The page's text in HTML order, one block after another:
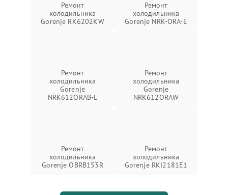
Ремонт
холодильника
Gorenje RK6202KW
Ремонт
холодильника
Gorenje NRK-ORA-E
Ремонт
холодильника
Gorenje
NRK612ORAB-L
Ремонт
холодильника
Gorenje
NRK612ORAW
Ремонт
холодильника
Gorenje OBRB153R
Ремонт
холодильника
Gorenje RKI2181E1